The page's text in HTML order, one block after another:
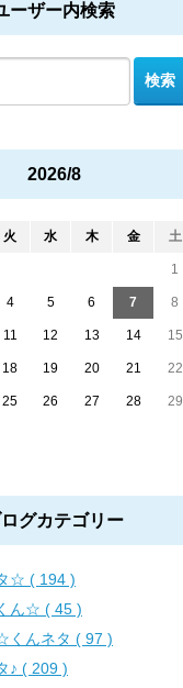
ーザー内検索
2026/8
火 水 木 金 土
1
4 5 6 7 8
11 12 13 14 15
18 19 20 21 22
25 26 27 28 29
グカテゴリー
☆ ( 194 )
ん☆ ( 45 )
くんネタ ( 97 )
♪ ( 209 )